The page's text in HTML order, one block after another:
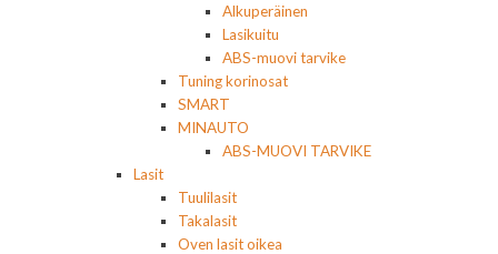
Alkuperäinen
Lasikuitu
ABS-muovi tarvike
Tuning korinosat
SMART
MINAUTO
ABS-MUOVI TARVIKE
Lasit
Tuulilasit
Takalasit
Oven lasit oikea